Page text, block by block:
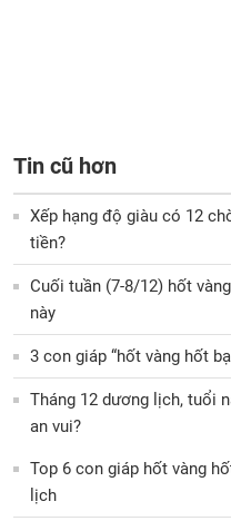
Tin cũ hơn
Xếp hạng độ giàu có 12
tiền?
Cuối tuần (7-8/12) hốt
này
3 con giáp “hốt vàng hốt
Tháng 12 dương lịch, tuổi
an vui?
Top 6 con giáp hốt vàng
lịch